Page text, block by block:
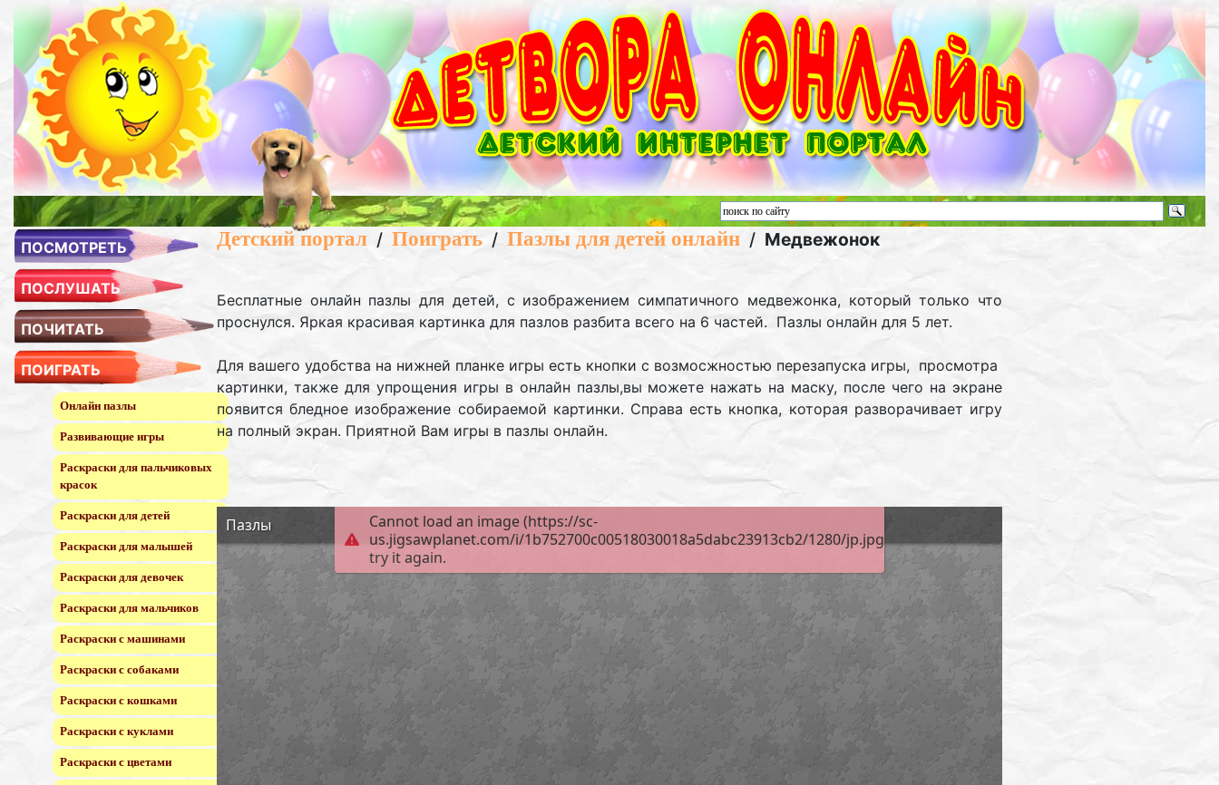
ПОСМОТРЕТЬ
ПОСЛУШАТЬ
ПОЧИТАТЬ
ПОИГРАТЬ
Онлайн пазлы
Развивающие игры
Раскраски для пальчиковых
красок
Раскраски для детей
Раскраски для малышей
Раскраски для девочек
Раскраски для мальчиков
Раскраски с машинами
Раскраски с собаками
Раскраски с кошками
Раскраски с куклами
Раскраски с цветами
Детский портал / Поиграть / Пазлы для детей онлайн / Медвежонок
Бесплатные онлайн пазлы для детей, с изображением симпатичного медвежонка, который только что
проснулся. Яркая красивая картинка для пазлов разбита всего на 6 частей. Пазлы онлайн для 5 лет.
Для вашего удобства на нижней планке игры есть кнопки с возмосжностью перезапуска игры, просмотра
картинки, также для упрощения игры в онлайн пазлы,вы можете нажать на маску, после чего на экране
появится бледное изображение собираемой картинки. Справа есть кнопка, которая разворачивает игру
на полный экран. Приятной Вам игры в пазлы онлайн.